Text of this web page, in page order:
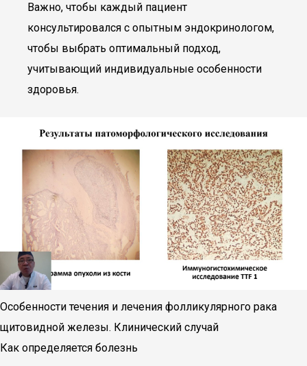
Важно, чтобы каждый пациент
консультировался с опытным эндокринологом,
чтобы выбрать оптимальный подход,
учитывающий индивидуальные особенности
здоровья.
Особенности течения и лечения фолликулярного рака
щитовидной железы. Клинический случай
Как определяется болезнь